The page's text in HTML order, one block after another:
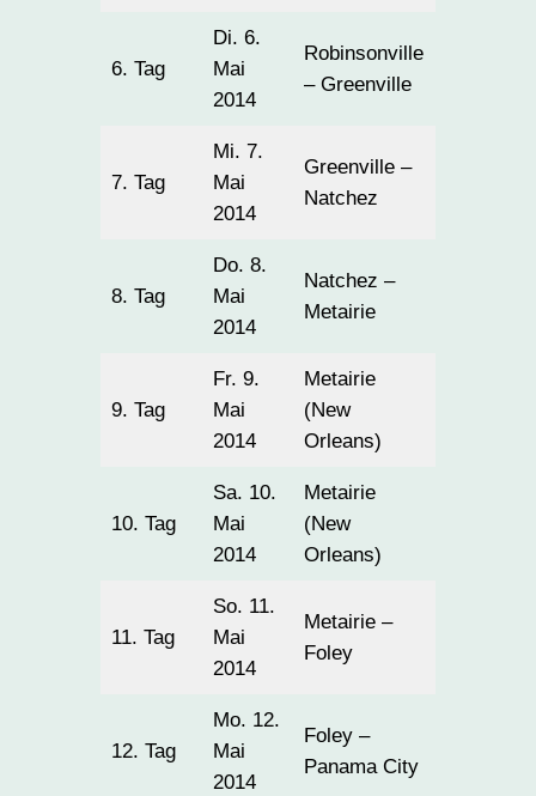
6. Tag
Di. 6.
Mai
2014
Robinsonville
– Greenville
7. Tag
Mi. 7.
Mai
2014
Greenville –
Natchez
8. Tag
Do. 8.
Mai
2014
Natchez –
Metairie
9. Tag
Fr. 9.
Mai
2014
Metairie
(New
Orleans)
10. Tag
Sa. 10.
Mai
2014
Metairie
(New
Orleans)
11. Tag
So. 11.
Mai
2014
Metairie –
Foley
12. Tag
Mo. 12.
Mai
2014
Foley –
Panama City